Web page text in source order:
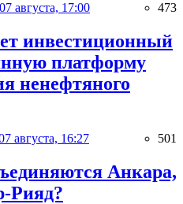
07 августа, 17:00 473
инвестиционный
платформу
ненефтяного
августа, 16:27 501
Анкара,
Рияд?